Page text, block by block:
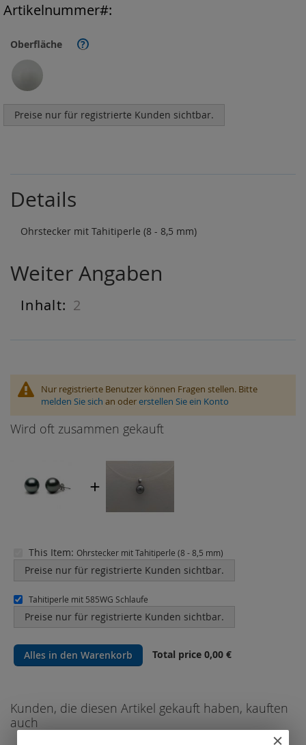
Oberfläche ?
Preise nur für registrierte Kunden sichtbar.
Artikelnummer
Details
Ohrstecker mit Tahitiperle (8 - 8,5 mm)
Weiter Angaben
Weiter
2
Nur registrierte Benutzer können Fragen stellen. Bitte
melden Sie sich an odererstellen Sie ein Konto
Wird oft zusammen gekauft
This Item: Ohrstecker mit Tahitiperle (8 - 8,5 mm)
Preise nur für registrierte Kunden sichtbar.
Tahitiperle mit 585WG Schlaufe
Preise nur für registrierte Kunden sichtbar.
Alles in den Warenkorb Total price 0,00 €
Kunden, die diesen Artikel gekauft haben, kauften
auch